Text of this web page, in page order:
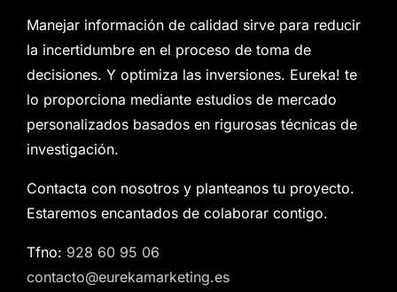
Manejar información de calidad sirve para reducir
la incertidumbre en el proceso de toma de
decisiones. Y optimiza las inversiones. Eureka! te
lo proporciona mediante estudios de mercado
personalizados basados en rigurosas técnicas de
investigación.
Contacta con nosotros y planteanos tu proyecto.
Estaremos encantados de colaborar contigo.
Tfno: 928 60 95 06
contacto@eurekamarketing.es